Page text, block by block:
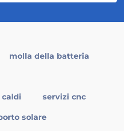
molla della batteria
caldi servizi cnc
solare